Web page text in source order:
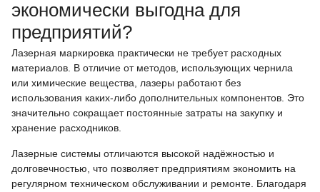
экономически выгодна для
предприятий?
Лазерная маркировка практически не требует расходных
материалов. В отличие от методов, использующих чернила
или химические вещества, лазеры работают без
использования каких-либо дополнительных компонентов. Это
значительно сокращает постоянные затраты на закупку и
хранение расходников.
Лазерные системы отличаются высокой надёжностью и
долговечностью, что позволяет предприятиям экономить на
регулярном техническом обслуживании и ремонте. Благодаря